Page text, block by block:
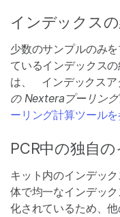
インデックス
少数のサンプルのみ
ているインデックス
は、 インデックスア
の Nexteraプーリン
ーリング計算ツール
PCR中の独自
キット内のインデッ
体で均一なインデッ
化されているため、